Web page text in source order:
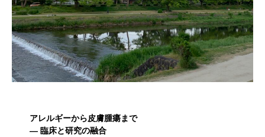
アレルギーから皮膚腫瘍まで
― 臨床と研究の融合